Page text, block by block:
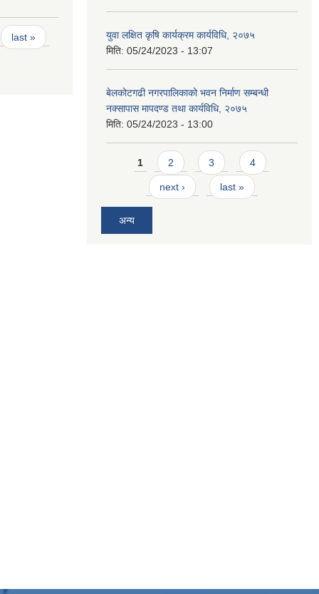
last »
युवा लक्षित कृषि कार्यक्रम कार्यविधि, २०७५
मिति: 05/24/2023 - 13:07
बेलकोटगढी नगरपालिकाको भवन निर्माण सम्बन्धी
नक्सापास मापदण्ड तथा कार्यविधि, २०७५
मिति: 05/24/2023 - 13:00
Pages
1 2 3 4
next › last »
अन्य